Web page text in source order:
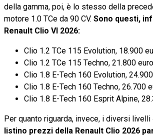
della gamma, poi, è lo stesso della
motore 1.0 TCe da 90 CV. Sono questi,
Renault Clio VI 2026:
Clio 1.2 TCe 115 Evolution, 18.900
Clio 1.2 TCe 115 Techno, 21.800 euro
Clio 1.8 E-Tech 160 Evolution,
Clio 1.8 E-Tech 160 Techno, 26.700
Clio 1.8 E-Tech 160 Esprit Alpine,
Per quanto riguarda, invece, i diversi
listino prezzi della Renault Clio 2026